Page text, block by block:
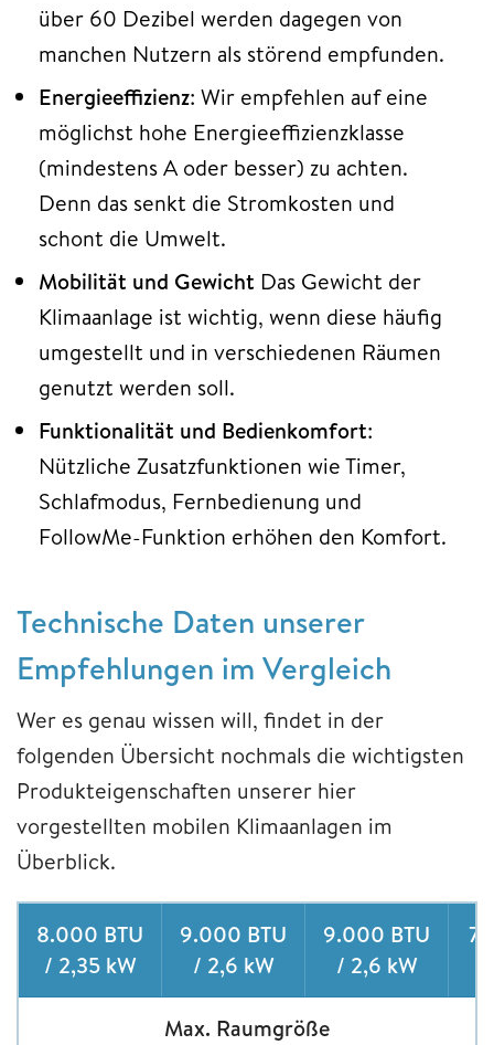
über 60 Dezibel werden dagegen von
manchen Nutzern als störend empfunden.
Energieeffizienz: Wir empfehlen auf eine
möglichst hohe Energieeffizienzklasse
(mindestens A oder besser) zu achten.
Denn das senkt die Stromkosten und
schont die Umwelt.
Mobilität und Gewicht Das Gewicht der
Klimaanlage ist wichtig, wenn diese häufig
umgestellt und in verschiedenen Räumen
genutzt werden soll.
Funktionalität und Bedienkomfort:
Nützliche Zusatzfunktionen wie Timer,
Schlafmodus, Fernbedienung und
FollowMe-Funktion erhöhen den Komfort.
Technische Daten unserer
Empfehlungen im Vergleich
Wer es genau wissen will, findet in der
folgenden Übersicht nochmals die wichtigsten
Produkteigenschaften unserer hier
vorgestellten mobilen Klimaanlagen im
Überblick.
8.000 BTU
/ 2,35 kW
9.000 BTU
/ 2,6 kW
9.000 BTU
/ 2,6 kW
Max. Raumgröße